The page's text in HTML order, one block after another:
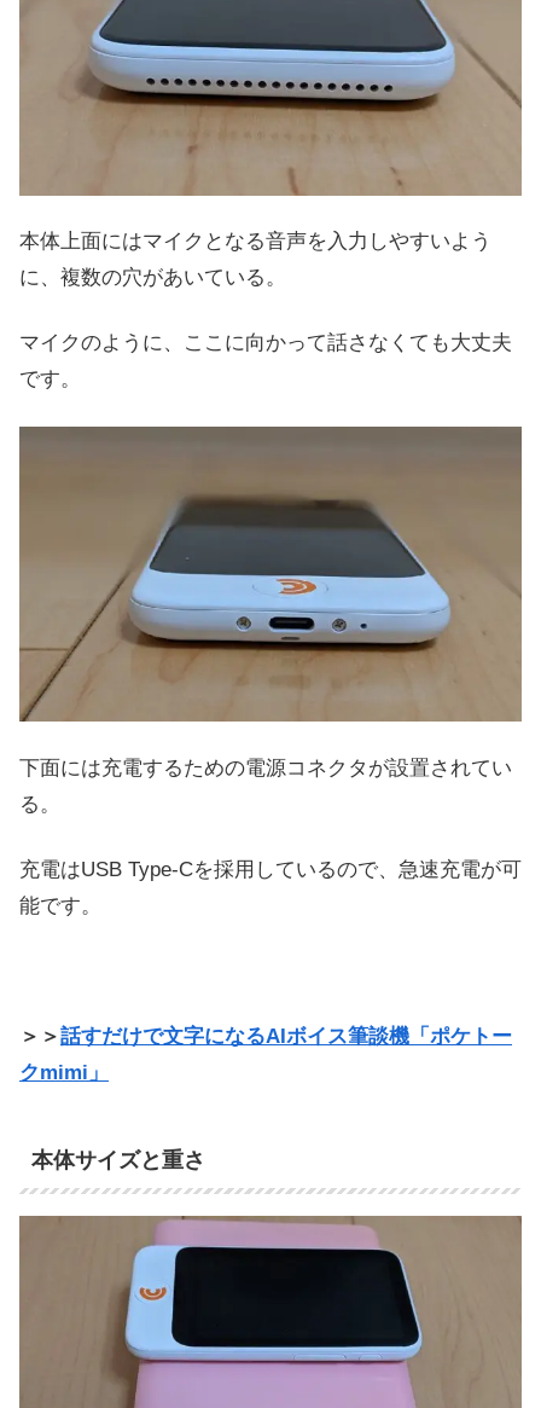
本体上面にはマイクとなる音声を入力しやすいよう
に、複数の穴があいている。
マイクのように、ここに向かって話さなくても大丈夫
です。
下面には充電するための電源コネクタが設置されてい
る。
充電はUSB Type-Cを採用しているので、急速充電が可
能です。
＞＞話すだけで文字になるAIボイス筆談機「ポケトー
クmimi」
本体サイズと重さ